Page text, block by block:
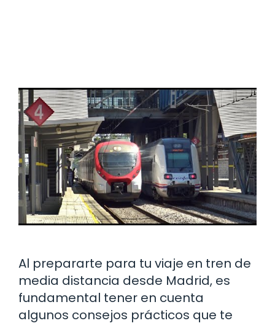
Al prepararte para tu viaje en tren de
media distancia desde Madrid, es
fundamental tener en cuenta
algunos consejos prácticos que te